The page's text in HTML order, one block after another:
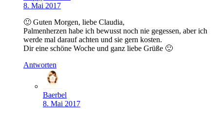
8. Mai 2017
🙂 Guten Morgen, liebe Claudia,
Palmenherzen habe ich bewusst noch nie gegessen, aber ich
werde mal darauf achten und sie gern kosten.
Dir eine schöne Woche und ganz liebe Grüße 🙂
Antworten
Baerbel
8. Mai 2017